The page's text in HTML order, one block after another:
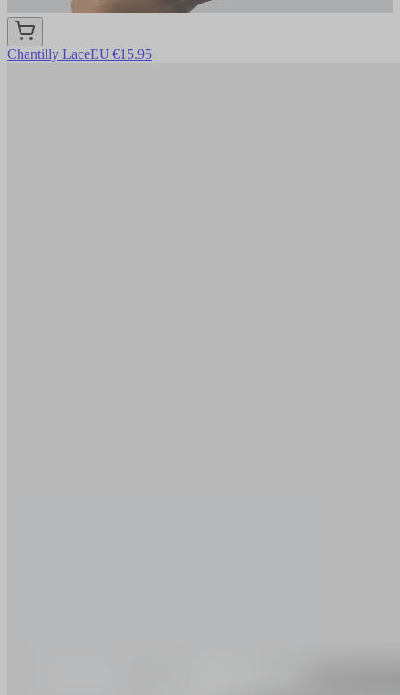
Chantilly LaceEU €15.95